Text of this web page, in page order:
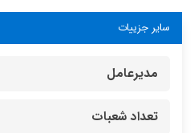
سایر جزییات
مدیرعامل
تعداد شعبات